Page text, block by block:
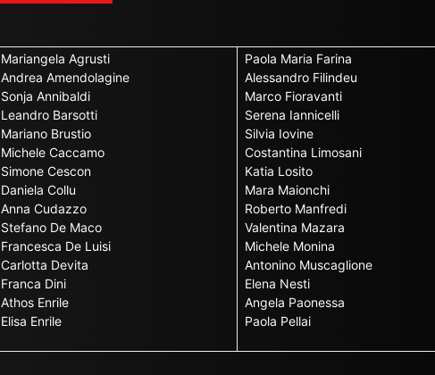
Mariangela Agrusti
Andrea Amendolagine
Sonja Annibaldi
Leandro Barsotti
Mariano Brustio
Michele Caccamo
Simone Cescon
Daniela Collu
Anna Cudazzo
Stefano De Maco
Francesca De Luisi
Carlotta Devita
Franca Dini
Athos Enrile
Elisa Enrile
Paola Maria Farina
Alessandro Filindeu
Marco Fioravanti
Serena Iannicelli
Silvia Iovine
Costantina Limosani
Katia Losito
Mara Maionchi
Roberto Manfredi
Valentina Mazara
Michele Monina
Antonino Muscaglione
Elena Nesti
Angela Paonessa
Paola Pellai